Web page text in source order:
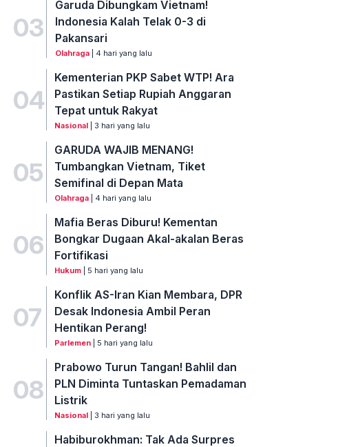
03
Garuda Dibungkam Vietnam!
Indonesia Kalah Telak 0-3 di
Pakansari
Olahraga| 4 hari yang lalu
04
Kementerian PKP Sabet WTP! Ara
Pastikan Setiap Rupiah Anggaran
Tepat untuk Rakyat
Nasional | 3 hari yang lalu
05
GARUDA WAJIB MENANG!
Tumbangkan Vietnam, Tiket
Semifinal di Depan Mata
Olahraga | 4 hari yang lalu
06
Mafia Beras Diburu! Kementan
Bongkar Dugaan Akal-akalan Beras
Fortifikasi
Hukum | 5 hari yang lalu
07
Konflik AS-Iran Kian Membara, DPR
Desak Indonesia Ambil Peran
Hentikan Perang!
Parlemen | 5 hari yang lalu
08
Prabowo Turun Tangan! Bahlil dan
PLN Diminta Tuntaskan Pemadaman
Listrik
Nasional | 3 hari yang lalu
Habiburokhman: Tak Ada Surpres